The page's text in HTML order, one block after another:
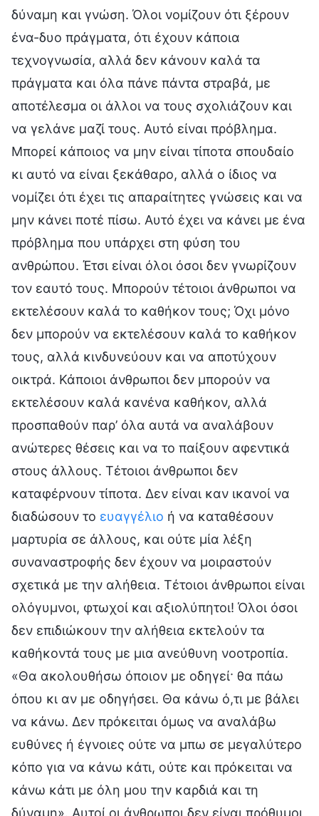
δύναμη και γνώση. Όλοι νομίζουν ότι ξέρουν
ένα-δυο πράγματα, ότι έχουν κάποια
τεχνογνωσία, αλλά δεν κάνουν καλά τα
πράγματα και όλα πάνε πάντα στραβά, με
αποτέλεσμα οι άλλοι να τους σχολιάζουν και
να γελάνε μαζί τους. Αυτό είναι πρόβλημα.
Μπορεί κάποιος να μην είναι τίποτα σπουδαίο
κι αυτό να είναι ξεκάθαρο, αλλά ο ίδιος να
νομίζει ότι έχει τις απαραίτητες γνώσεις και να
μην κάνει ποτέ πίσω. Αυτό έχει να κάνει με ένα
πρόβλημα που υπάρχει στη φύση του
ανθρώπου. Έτσι είναι όλοι όσοι δεν γνωρίζουν
τον εαυτό τους. Μπορούν τέτοιοι άνθρωποι να
εκτελέσουν καλά το καθήκον τους; Όχι μόνο
δεν μπορούν να εκτελέσουν καλά το καθήκον
τους, αλλά κινδυνεύουν και να αποτύχουν
οικτρά. Κάποιοι άνθρωποι δεν μπορούν να
εκτελέσουν καλά κανένα καθήκον, αλλά
προσπαθούν παρ’ όλα αυτά να αναλάβουν
ανώτερες θέσεις και να το παίξουν αφεντικά
στους άλλους. Τέτοιοι άνθρωποι δεν
καταφέρνουν τίποτα. Δεν είναι καν ικανοί να
διαδώσουν το ευαγγέλιο ή να καταθέσουν
μαρτυρία σε άλλους, και ούτε μία λέξη
συναναστροφής δεν έχουν να μοιραστούν
σχετικά με την αλήθεια. Τέτοιοι άνθρωποι είναι
ολόγυμνοι, φτωχοί και αξιολύπητοι! Όλοι όσοι
δεν επιδιώκουν την αλήθεια εκτελούν τα
καθήκοντά τους με μια ανεύθυνη νοοτροπία.
«Θα ακολουθήσω όποιον με οδηγεί· θα πάω
όπου κι αν με οδηγήσει. Θα κάνω ό,τι με βάλει
να κάνω. Δεν πρόκειται όμως να αναλάβω
ευθύνες ή έγνοιες ούτε να μπω σε μεγαλύτερο
κόπο για να κάνω κάτι, ούτε και πρόκειται να
κάνω κάτι με όλη μου την καρδιά και τη
δύναμη». Αυτοί οι άνθρωποι δεν είναι πρόθυμοι